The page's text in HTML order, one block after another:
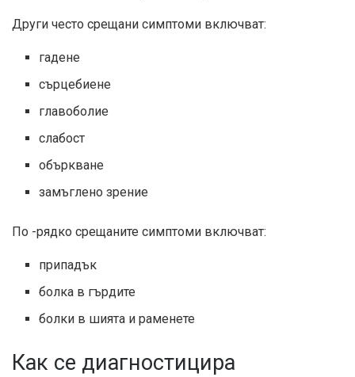
Други често срещани симптоми включват:
гадене
сърцебиене
главоболие
слабост
объркване
замъглено зрение
По -рядко срещаните симптоми включват:
припадък
болка в гърдите
болки в шията и раменете
Как се диагностицира